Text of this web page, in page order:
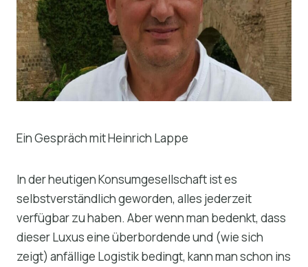
Ein Gespräch mit Heinrich Lappe
In der heutigen Konsumgesellschaft ist es
selbstverständlich geworden, alles jederzeit
verfügbar zu haben. Aber wenn man bedenkt, dass
dieser Luxus eine überbordende und (wie sich
zeigt) anfällige Logistik bedingt, kann man schon ins